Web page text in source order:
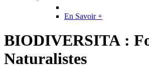
En Savoir +
BIODIVERSITA :
Naturalistes